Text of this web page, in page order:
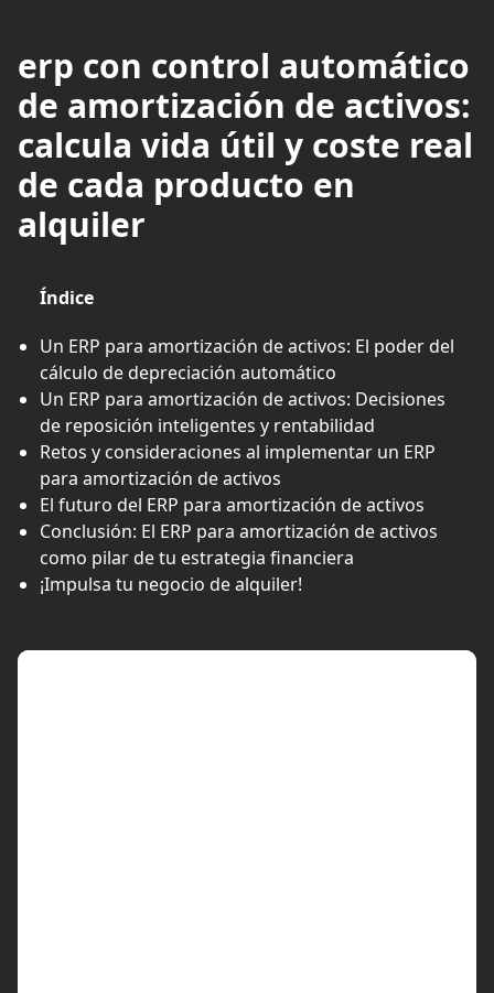
erp con control automático
de amortización de activos:
calcula vida útil y coste real
de cada producto en
alquiler
Índice
Un ERP para amortización de activos: El poder del
cálculo de depreciación automático
Un ERP para amortización de activos: Decisiones
de reposición inteligentes y rentabilidad
Retos y consideraciones al implementar un ERP
para amortización de activos
El futuro del ERP para amortización de activos
Conclusión: El ERP para amortización de activos
como pilar de tu estrategia financiera
¡Impulsa tu negocio de alquiler!